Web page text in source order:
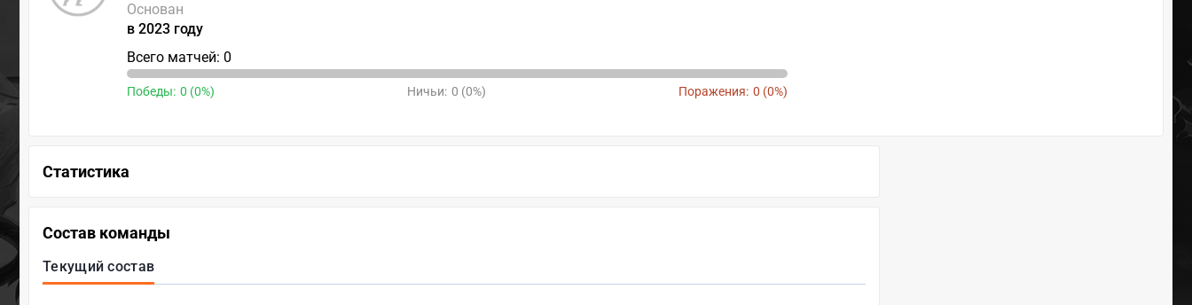
Основан
в 2023 году
Всего матчей: 0
Победы: 0 (0%) Ничьи: 0 (0%) Поражения: 0 (0%)
Статистика
Состав команды
Текущий состав